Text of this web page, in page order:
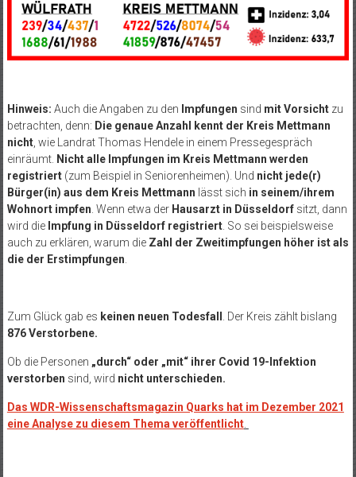
Hinweis: Auch die Angaben zu den Impfungen sind mit Vorsichtzu
betrachten, denn: Die genaue Anzahl kennt der Kreis Mettmann
nicht, wie Landrat Thomas Hendele in einem Pressegespräch
einräumt. Nicht alle Impfungen im Kreis Mettmann werden
registriert(zum Beispiel in Seniorenheimen). Und nicht jede(r)
Bürger(in) aus dem Kreis Mettmann lässt sich in seinem/ihrem
Wohnort impfen. Wenn etwa der Hausarzt in Düsseldorfsitzt, dann
wird die Impfung in Düsseldorf registriert. So sei beispielsweise
auch zu erklären, warum die Zahl der Zweitimpfungen höher ist als
die der Erstimpfungen.
Zum Glück gab es keinen neuen Todesfall . Der Kreis zählt bislang
876 Verstorbene.
Ob die Personen „durch“ oder „mit“ ihrer Covid 19-Infektion
verstorben sind, wird nicht unterschieden.
Das WDR-Wissenschaftsmagazin Quarks hat im Dezember 2021
eine Analyse zu diesem Thema veröffentlicht.